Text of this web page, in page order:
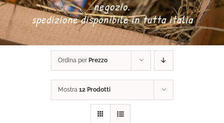
DONA ORA
negozio.
spedizione disponibile in tutta italia
Ordina per Prezzo
Mostra 12 Prodotti